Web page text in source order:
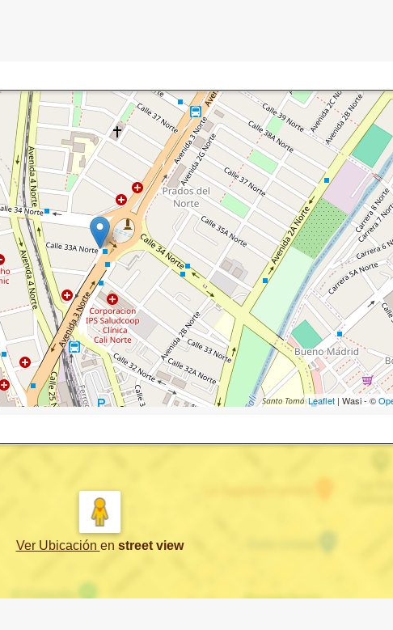
Leaflet | Wasi - ©
Ver Ubicación en street view